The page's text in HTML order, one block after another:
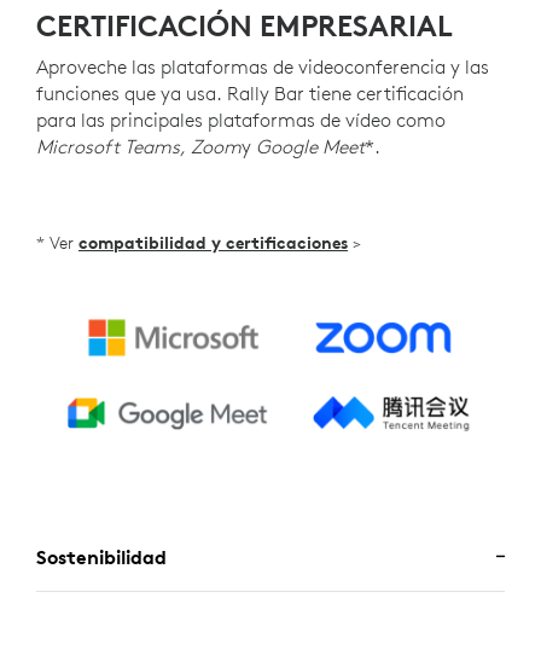
CERTIFICACIÓN EMPRESARIAL
Aproveche las plataformas de videoconferencia y las
funciones que ya usa. Rally Bar tiene certificación
para las principales plataformas de vídeo como
Microsoft Teams, Zoomy Google Meet*.
* Ver compatibilidad y certificaciones >
Sostenibilidad